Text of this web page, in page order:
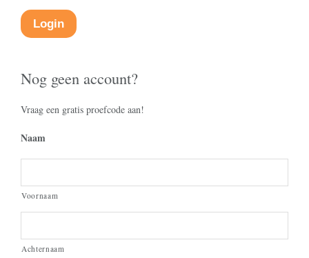
Nog geen account?
Vraag een gratis proefcode aan!
Naam
Voornaam
Achternaam